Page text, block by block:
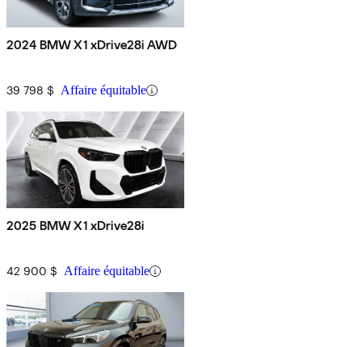
2024 BMW X1 xDrive28i AWD
39 798 $ Affaire équitable
2025 BMW X1 xDrive28i
42 900 $ Affaire équitable